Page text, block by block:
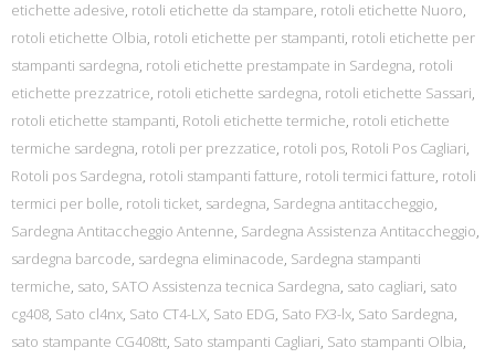
etichette adesive, rotoli etichette da stampare, rotoli etichette Nuoro,
rotoli etichette Olbia, rotoli etichette per stampanti, rotoli etichette per
stampanti sardegna, rotoli etichette prestampate in Sardegna, rotoli
etichette prezzatrice, rotoli etichette sardegna, rotoli etichette Sassari,
rotoli etichette stampanti, Rotoli etichette termiche, rotoli etichette
termiche sardegna, rotoli per prezzatice, rotoli pos, Rotoli Pos Cagliari,
Rotoli pos Sardegna, rotoli stampanti fatture, rotoli termici fatture, rotoli
termici per bolle, rotoli ticket, sardegna, Sardegna antitaccheggio,
Sardegna Antitaccheggio Antenne, Sardegna Assistenza Antitaccheggio,
sardegna barcode, sardegna eliminacode, Sardegna stampanti
termiche, sato, SATO Assistenza tecnica Sardegna, sato cagliari, sato
cg408, Sato cl4nx, Sato CT4-LX, Sato EDG, Sato FX3-lx, Sato Sardegna,
sato stampante CG408tt, Sato stampanti Cagliari, Sato stampanti Olbia,